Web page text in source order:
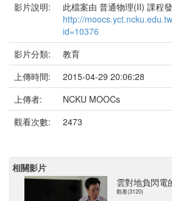
影片說明:
此檔案由 普通物理(II) 課程
http://
id=10376
影片分類:
教育
上傳時間:
2015-04-29 20:06:28
上傳者:
NCKU MOOCs
觀看次數:
2473
相關影片
雲對地負閃電
觀看(3120)